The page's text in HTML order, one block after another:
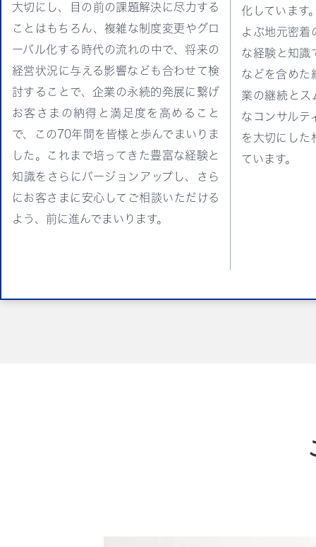
大切にし、目の前の課題解決に尽力する
ことはもちろん、複雑な制度変更やグロ
ーバル化する時代の流れの中で、将来の
経営状況に与える影響なども合わせて検
討することで、企業の永続的発展に繋げ
お客さまの納得と満足度を高めること
で、この70年間を皆様と歩んでまいりま
した。これまで培ってきた豊富な経験と
知識をさらにバージョンアップし、さら
にお客さまに安心してご相談いただける
よう、前に進んでまいります。
化しています
よぶ地元密着
な経験と知識
などを含めた
業の継続とス
なコンサルテ
を大切にした
ています。